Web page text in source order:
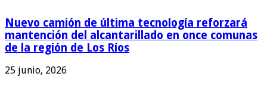
Nuevo camión de última tecnología reforzará
mantención del alcantarillado en once comunas
de la región de Los Ríos
25 junio, 2026